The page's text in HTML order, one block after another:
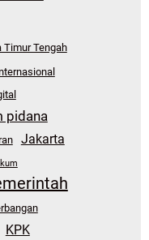
Timur Tengah
pidana
Jakarta
KPK